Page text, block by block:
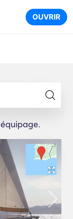
OUVRIR